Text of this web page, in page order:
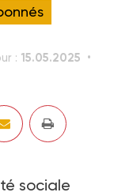
: 15.05.2025
sociale